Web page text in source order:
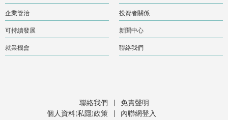
企業管治 投資者關係
可持續發展 新聞中心
就業機會 聯絡我們
聯絡我們 |
免責聲明
個人資料(私隱)政策
| 內聯網登入